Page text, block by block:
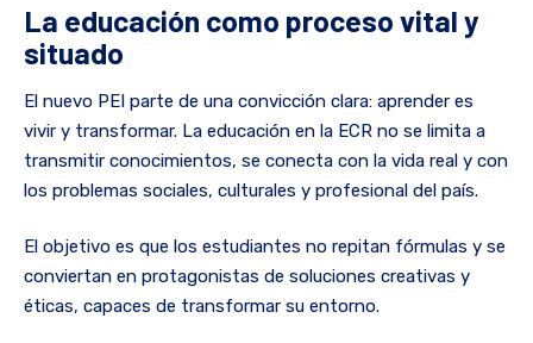
La educación como proceso vital y
situado
El nuevo PEI parte de una convicción clara: aprender es
vivir y transformar. La educación en la ECR no se limita a
transmitir conocimientos, se conecta con la vida real y con
los problemas sociales, culturales y profesional del país.
El objetivo es que los estudiantes no repitan fórmulas y se
conviertan en protagonistas de soluciones creativas y
éticas, capaces de transformar su entorno.